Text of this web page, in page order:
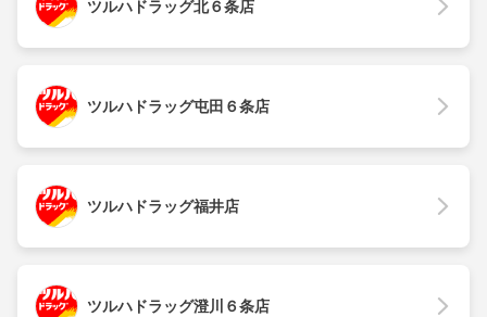
ツルハドラッグ北６条店
ツルハドラッグ屯田６条店
ツルハドラッグ福井店
ツルハドラッグ澄川６条店